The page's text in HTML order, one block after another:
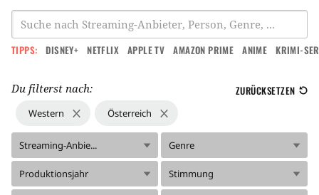
TIPPS: DISNEY+ NETFLIX APPLE TV AMAZON PRIME ANIME KRIMI-
Du filterst nach: ZURÜCKSETZEN
Western Österreich
Streaming-Anbie... Genre
Produktionsjahr Stimmung